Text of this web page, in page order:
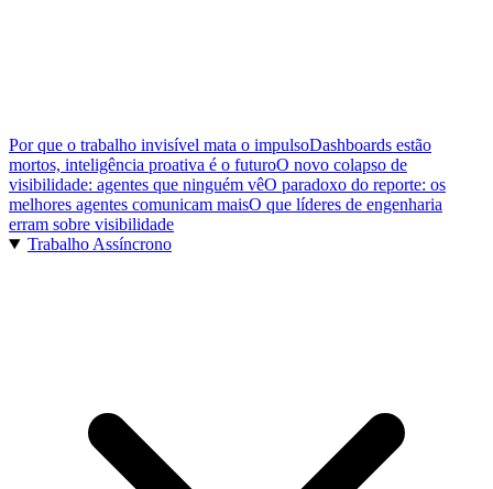
Por que o trabalho invisível mata o impulsoDashboards estão
mortos, inteligência proativa é o futuroO novo colapso de
visibilidade: agentes que ninguém vêO paradoxo do reporte: os
melhores agentes comunicam maisO que líderes de engenharia
erram sobre visibilidade
Trabalho Assíncrono